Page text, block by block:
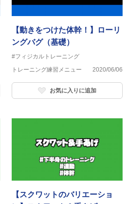
【動きをつけた体幹！】ローリ
ングバグ（基礎）
#フィジカルトレーニング
トレーニング練習メニュー
2020/06/06
お気に入りに追加
【スクワットのバリエーショ